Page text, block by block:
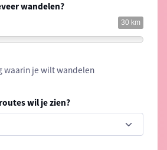
wandelen?
30 km
waarin je wilt wandelen
wil je zien?